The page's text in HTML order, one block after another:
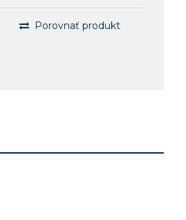
Porovnať produkt